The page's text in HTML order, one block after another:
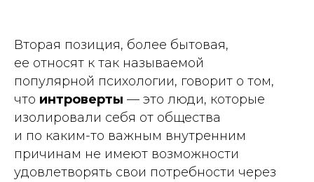
Вторая позиция, более бытовая,
ее относят к так называемой
популярной психологии, говорит о том,
что интроверты — это люди, которые
изолировали себя от общества
и по каким-то важным внутренним
причинам не имеют возможности
удовлетворять свои потребности через